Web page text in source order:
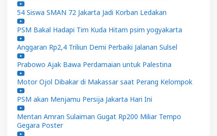
54 Siswa SMAN 72 Jakarta Jadi Korban Ledakan
PSM Bakal Hadapi Tim Kuda Hitam psim yogyakarta
Anggaran Rp2,4 Triliun Demi Perbaiki Jalanan Sulsel
Prabowo Ajak Bawa Perdamaian untuk Palestina
Motor Ojol Dibakar di Makassar saat Perang Kelompok
PSM akan Menjamu Persija Jakarta Hari Ini
Mentan Amran Sulaiman Gugat Rp200 Miliar Tempo
Gegara Poster